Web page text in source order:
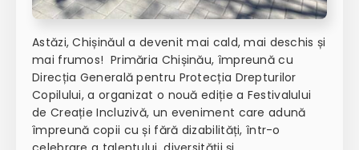
Astăzi, Chișinăul a devenit mai cald, mai deschis și
mai frumos! Primăria Chișinău, împreună cu
Direcția Generală pentru Protecția Drepturilor
Copilului, a organizat o nouă ediție a Festivalului
de Creație Incluzivă, un eveniment care adună
împreună copii cu și fără dizabilități, într-o